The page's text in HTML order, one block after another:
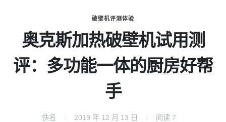
破壁机评测体验
奥克斯加热破壁机试用测
评：多功能一体的厨房好帮
手
佚名 2019 年 12 月 13 日 阅读 7